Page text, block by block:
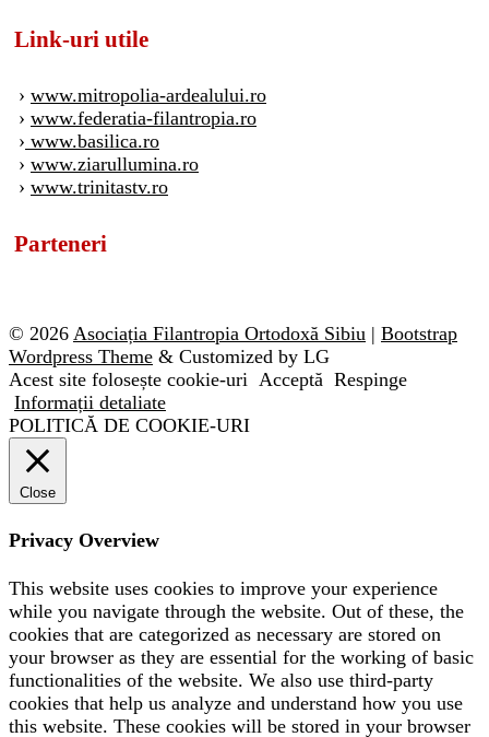
Link-uri utile
› www.mitropolia-ardealului.ro
› www.federatia-filantropia.ro
› www.basilica.ro
› www.ziarullumina.ro
› www.trinitastv.ro
Parteneri
© 2026 Asociația Filantropia Ortodoxă Sibiu | Bootstrap
Wordpress Theme & Customized by LG
Acest site folosește cookie-uri Acceptă Respinge
Informații detaliate
POLITICĂ DE COOKIE-URI
Close
Privacy Overview
This website uses cookies to improve your experience
while you navigate through the website. Out of these, the
cookies that are categorized as necessary are stored on
your browser as they are essential for the working of basic
functionalities of the website. We also use third-party
cookies that help us analyze and understand how you use
this website. These cookies will be stored in your browser